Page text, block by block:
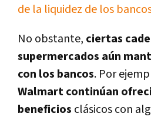
de la liquidez de los
No obstante, ciertas
supermercados aún
con los bancos. Por
Walmart continúan
beneficios clásicos con